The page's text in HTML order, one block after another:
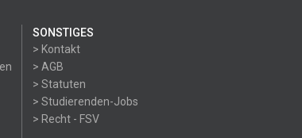
SONSTIGES
> Kontakt
> AGB
> Statuten
> Studierenden-Jobs
> Recht - FSV